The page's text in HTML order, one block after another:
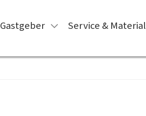
Gastgeber Service & Material